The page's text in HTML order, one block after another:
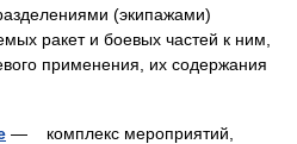
(экипажами)
ракет и боевых частей к ним,
применения, их содержания
— комплекс мероприятий,